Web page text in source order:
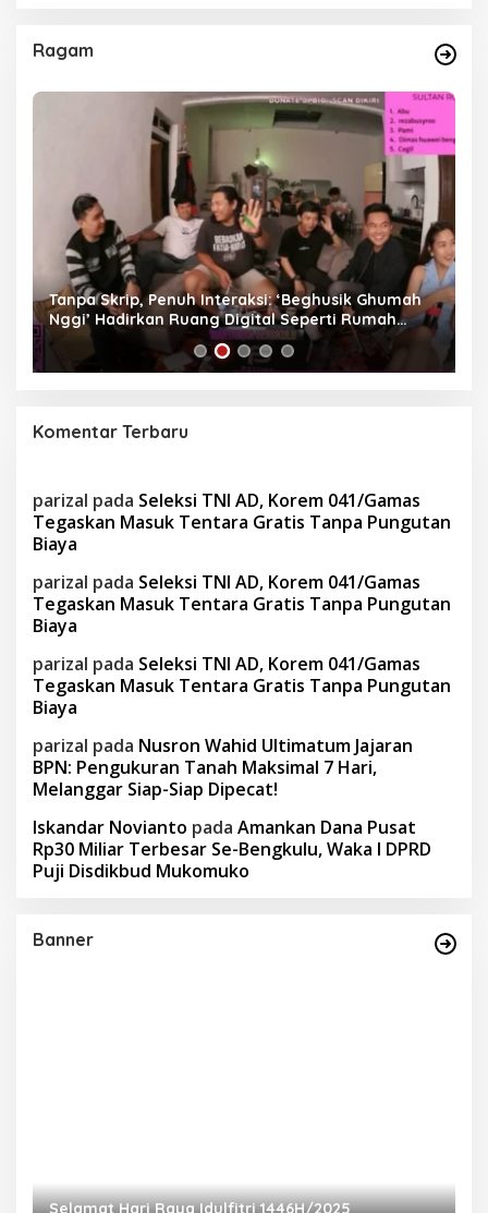
Ragam
Tanpa Skrip, Penuh Interaksi: ‘Beghusik Ghumah
Nggi’ Hadirkan Ruang Digital Seperti Rumah
Sendiri
Komentar Terbaru
parizal pada Seleksi TNI AD, Korem 041/Gamas
Tegaskan Masuk Tentara Gratis Tanpa Pungutan
Biaya
parizal pada Seleksi TNI AD, Korem 041/Gamas
Tegaskan Masuk Tentara Gratis Tanpa Pungutan
Biaya
parizal pada Seleksi TNI AD, Korem 041/Gamas
Tegaskan Masuk Tentara Gratis Tanpa Pungutan
Biaya
parizal pada Nusron Wahid Ultimatum Jajaran
BPN: Pengukuran Tanah Maksimal 7 Hari,
Melanggar Siap-Siap Dipecat!
Iskandar Novianto pada Amankan Dana Pusat
Rp30 Miliar Terbesar Se-Bengkulu, Waka I DPRD
Puji Disdikbud Mukomuko
Banner